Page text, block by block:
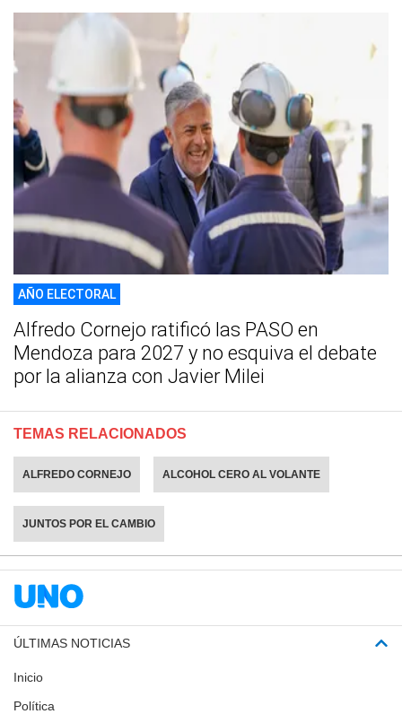
AÑO ELECTORAL
Alfredo Cornejo ratificó las PASO en
Mendoza para 2027 y no esquiva el debate
por la alianza con Javier Milei
TEMAS RELACIONADOS
ALFREDO CORNEJO ALCOHOL CERO AL VOLANTE
JUNTOS POR EL CAMBIO
ÚLTIMAS NOTICIAS
Inicio
Política